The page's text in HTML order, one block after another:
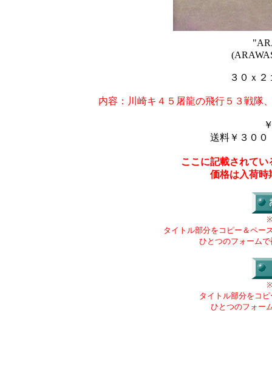
３０ｘ
内容：川崎キ４５屠龍の飛行５３戦隊
送料￥３００
ここに記載されて
価格は入荷時
タイトル部分をコピー＆ペー
ひとつのフォーム
タイトル部分をコ
ひとつのフォー